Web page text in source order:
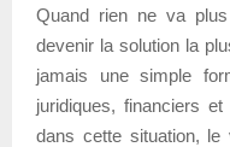
Quand rien ne va
devenir la solution la
jamais une simple
juridiques, financiers
dans cette situation, le